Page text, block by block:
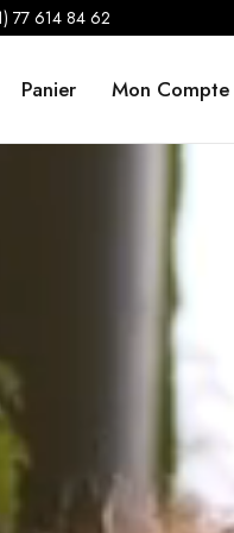
77 614 84 62
Panier Mon Compte